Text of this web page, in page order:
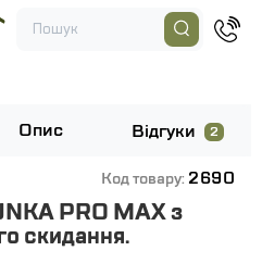
Опис Відгуки 2
Код товару: 2690
PRO MAX з
скидання.